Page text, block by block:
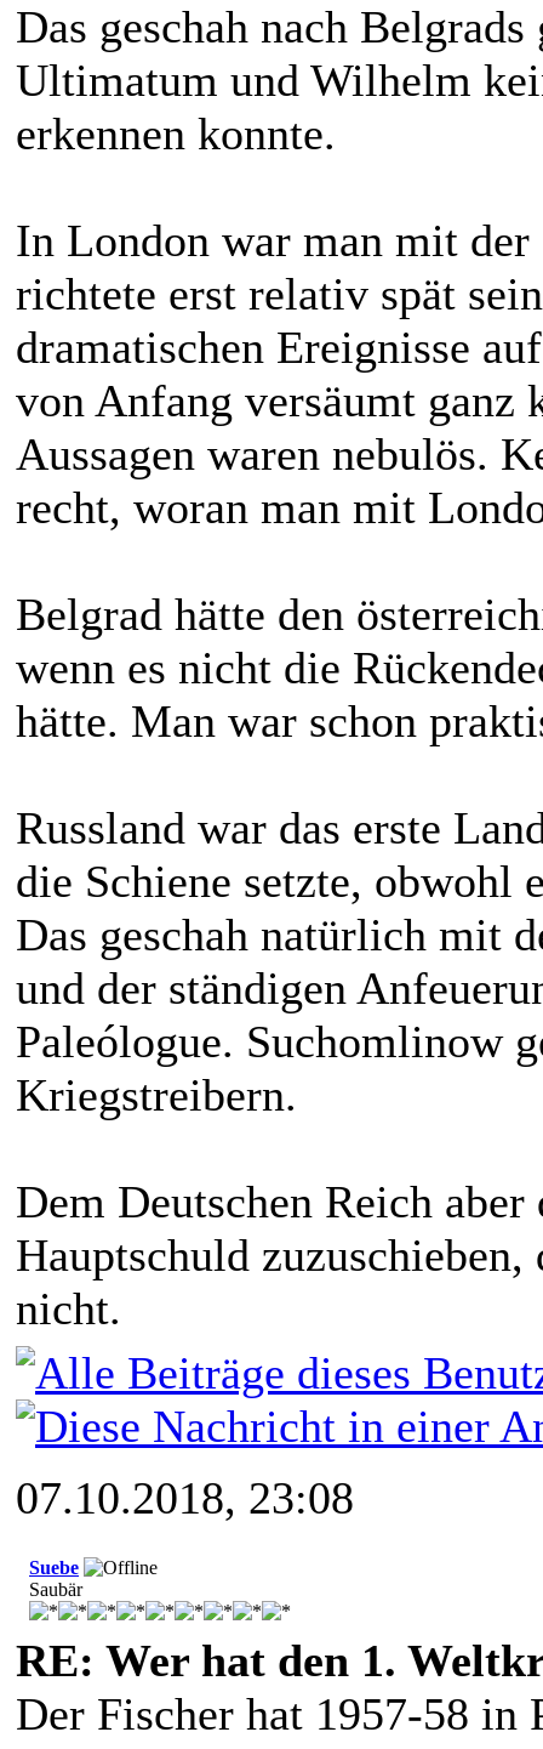
Das geschah nach
Ultimatum und Wilhelm
erkennen konnte.
In London war man mit
richtete erst relativ spät
dramatischen Ereignisse
von Anfang versäumt ganz
Aussagen waren nebulös.
recht, woran man mit
Belgrad hätte den
wenn es nicht die
hätte. Man war schon
Russland war das erste
die Schiene setzte, obwohl
Das geschah natürlich mit
und der ständigen
Paleólogue. Suchomlinow
Kriegstreibern.
Dem Deutschen Reich
Hauptschuld
nicht.
07.10.2018, 23:08
Suebe
Saubär
RE: Wer hat den 1.
Der Fischer hat 1957-58 in